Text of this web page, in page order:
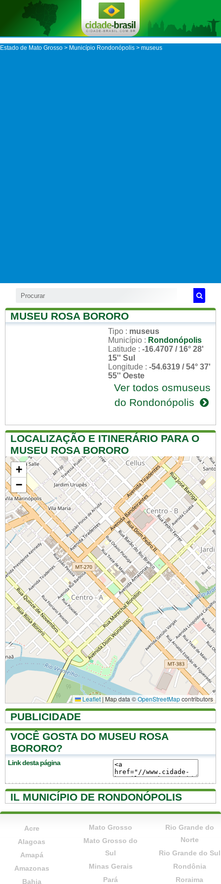
Estado de Mato Grosso > Município Rondonópolis > museus
MUSEU ROSA BORORO
Tipo : museus
Município : Rondonópolis
Latitude : -16.4707 / 16° 28'
15'' Sul
Longitude : -54.6319 / 54° 37'
55'' Oeste
Ver todos osmuseus
do Rondonópolis
LOCALIZAÇÃO E ITINERÁRIO PARA O
MUSEU ROSA BORORO
+
−
Leaflet |Map data ©OpenStreetMapcontributors
PUBLICIDADE
VOCÊ GOSTA DO MUSEU ROSA
BORORO?
Link desta página
IL MUNICÍPIO DE RONDONÓPOLIS
Acre
Alagoas
Amapá
Amazonas
Bahia
Mato Grosso
Mato Grosso do
Sul
Minas Gerais
Pará
Rio Grande do
Norte
Rio Grande do Sul
Rondônia
Roraima